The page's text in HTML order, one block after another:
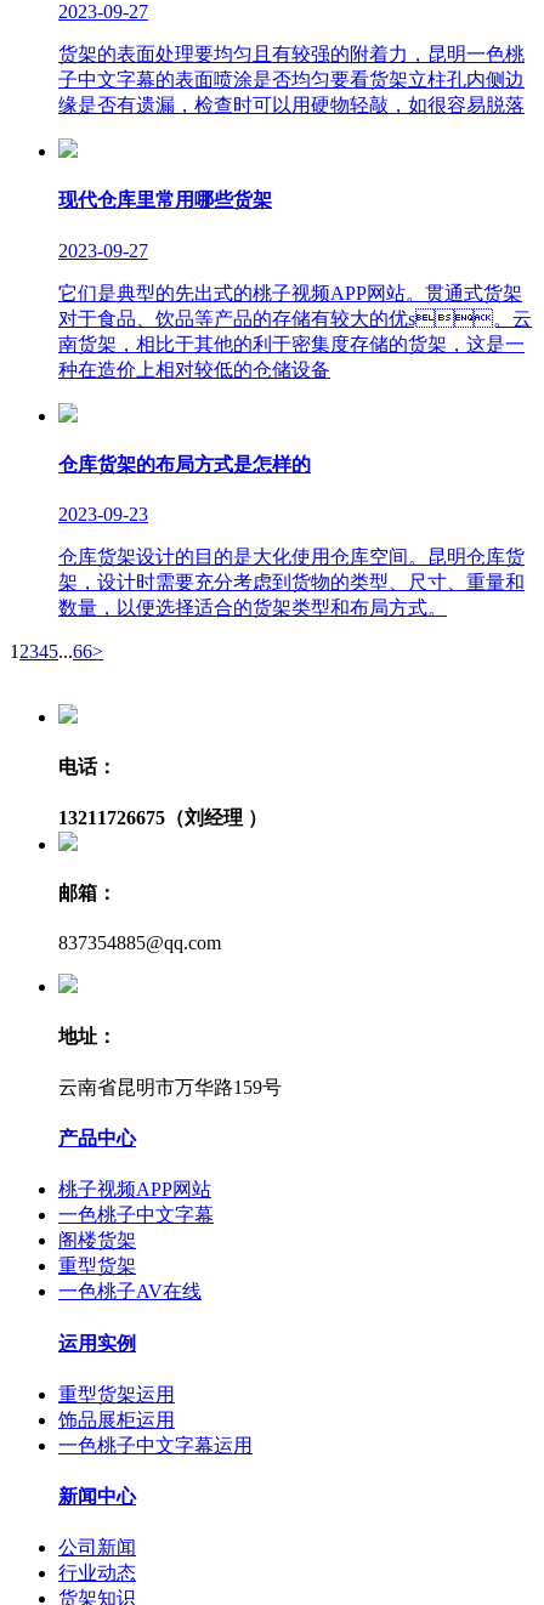
2023-09-27
货架的表面处理要均匀且有较强的附着力，昆明一色桃
子中文字幕的表面喷涂是否均匀要看货架立柱孔内侧边
缘是否有遗漏，检查时可以用硬物轻敲，如很容易脱落
现代仓库里常用哪些货架
2023-09-27
它们是典型的先出式的桃子视频APP网站。贯通式货架
对于食品、饮品等产品的存储有较大的优s。云
南货架，相比于其他的利于密集度存储的货架，这是一
种在造价上相对较低的仓储设备
仓库货架的布局方式是怎样的
2023-09-23
仓库货架设计的目的是大化使用仓库空间。昆明仓库货
架，​设计时需要充分考虑到货物的类型、尺寸、重量和
数量，以便选择适合的货架类型和布局方式。
1 2345...66>
电话：
13211726675（刘经理 ）
邮箱：
837354885@qq.com
地址：
云南省昆明市万华路159号
产品中心
桃子视频APP网站
一色桃子中文字幕
阁楼货架
重型货架
一色桃子AV在线
运用实例
重型货架运用
饰品展柜运用
一色桃子中文字幕运用
新闻中心
公司新闻
行业动态
货架知识